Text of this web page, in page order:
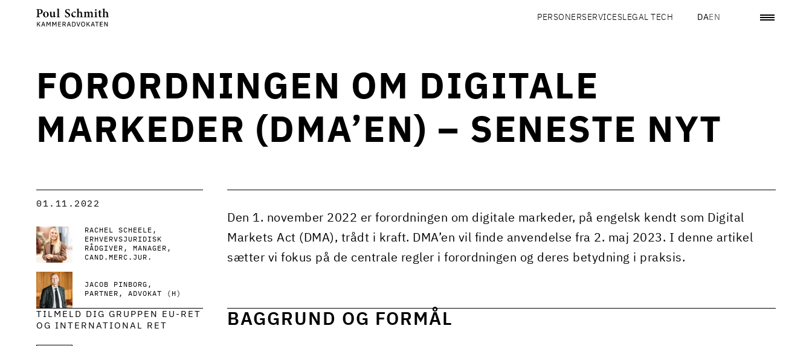
PERSONERSERVICESLEGAL TECH DAEN
FORORDNINGEN OM DIGITALE
MARKEDER (DMA’EN) – SENESTE NYT
01.11.2022
RACHEL SCHEELE
ERHVERVSJURIDISK
RÅDGIVER, MANAGER,
CAND.MERC.JUR.
JACOB PINBORG
PARTNER, ADVOKAT (H)
Den 1. november 2022 er forordningen om digitale markeder, på engelsk kendt som Digital
Markets Act (DMA), trådt i kraft. DMA’en vil finde anvendelse fra 2. maj 2023. I denne artikel
sætter vi fokus på de centrale regler i forordningen og deres betydning i praksis.
TILMELD DIG GRUPPEN EU-RET
OG INTERNATIONAL RET
BAGGRUND OG FORMÅL